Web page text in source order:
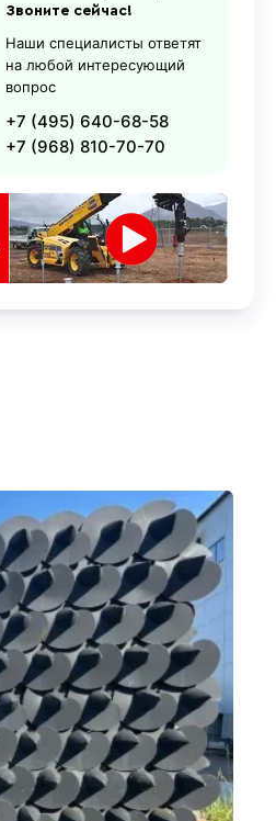
Звоните сейчас!
Наши специалисты ответят
на любой интересующий
вопрос
+7 (495) 640-68-58
+7 (968) 810-70-70